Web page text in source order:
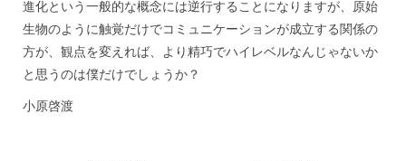
進化という一般的な概念には逆行することになりますが、原始
生物のように触覚だけでコミュニケーションが成立する関係の
方が、観点を変えれば、より精巧でハイレベルなんじゃないか
と思うのは僕だけでしょうか？
小原啓渡